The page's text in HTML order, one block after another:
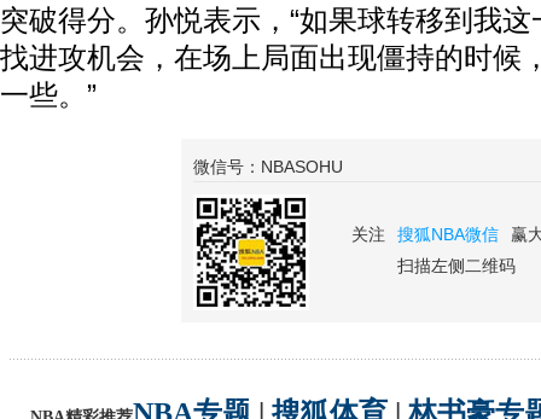
突破得分。孙悦表示，“如果球转移到我
找进攻机会，在场上局面出现僵持的时候
一些。”
微信号：NBASOHU
关注 搜狐NBA微信
赢
扫描左侧二维码